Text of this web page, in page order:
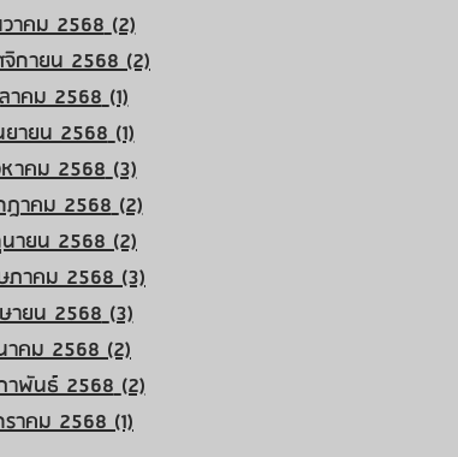
าคม 2568(2)2 กระทู้
กายน 2568(2)
าคม 2568 (1)1 กระทู้
ายน 2568(1)1 กระทู้
าคม 2568(3)3 กระทู้
ฎาคม 2568(2)2 กระทู้
ายน 2568(2)
าคม 2568 (3)
ายน 2568 (3)3 กระทู้
าคม 2568(2)
พันธ์ 2568 (2)2 กระทู้
าคม 2568(1)